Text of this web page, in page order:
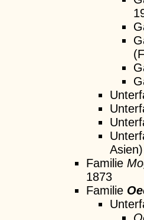
Asien)
Familie
1873
Familie